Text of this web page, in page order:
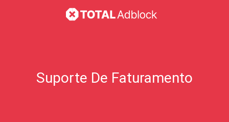
Suporte De Faturamento